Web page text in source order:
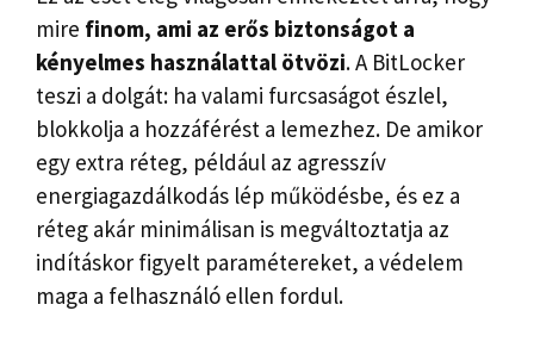
mire finom, ami az erős biztonságot a
kényelmes használattal ötvözi. A BitLocker
teszi a dolgát: ha valami furcsaságot észlel,
blokkolja a hozzáférést a lemezhez. De amikor
egy extra réteg, például az agresszív
energiagazdálkodás lép működésbe, és ez a
réteg akár minimálisan is megváltoztatja az
indításkor figyelt paramétereket, a védelem
maga a felhasználó ellen fordul.